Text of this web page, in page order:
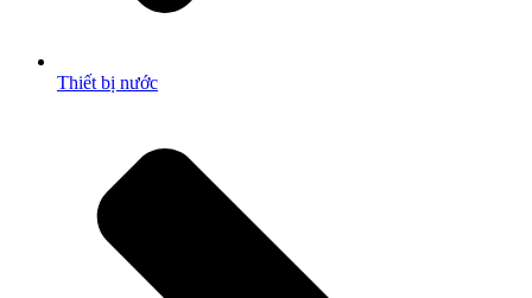
Thiết bị nước